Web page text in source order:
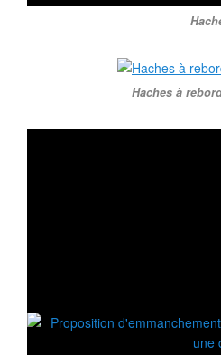
Haches à